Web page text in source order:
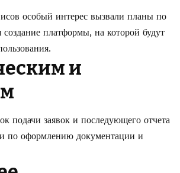
особый интерес вызвали планы по
платформы, на которой будут
и
подачи заявок и последующего отчета
по оформлению документации и